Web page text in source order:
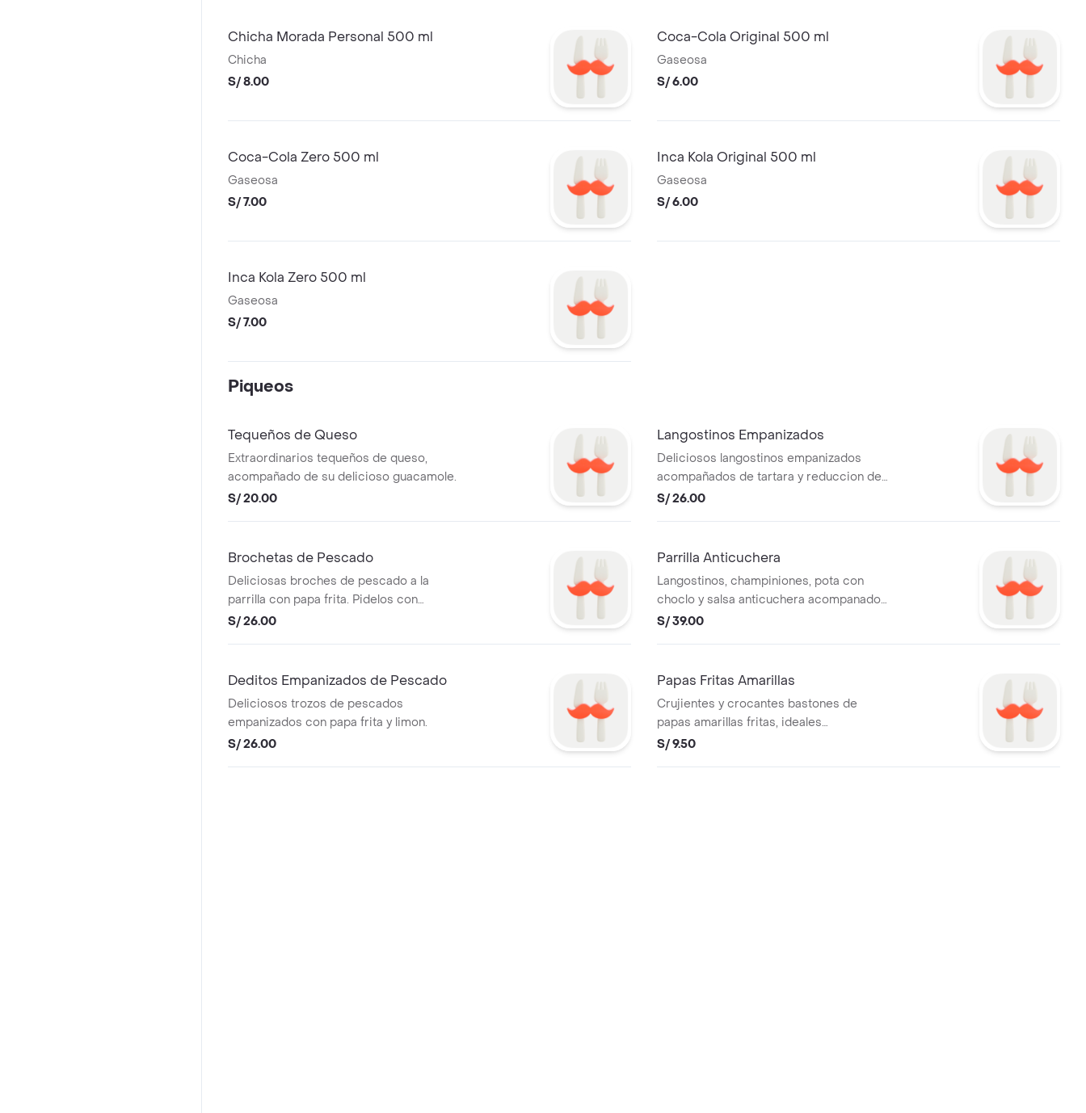
Chicha Morada Personal 500 ml
Chicha
S/ 8.00
Coca-Cola Original 500 ml
Gaseosa
S/ 6.00
Coca-Cola Zero 500 ml
Gaseosa
S/ 7.00
Inca Kola Original 500 ml
Gaseosa
S/ 6.00
Inca Kola Zero 500 ml
Gaseosa
S/ 7.00
Piqueos
Tequeños de Queso
Extraordinarios tequeños de queso,
acompañado de su delicioso guacamole.
S/ 20.00
Langostinos Empanizados
Deliciosos langostinos empanizados
acompañados de tartara y reduccion de
maracuya.
S/ 26.00
Brochetas de Pescado
Deliciosas broches de pescado a la
parrilla con papa frita. Pidelos con
mayonesa picante.
S/ 26.00
Parrilla Anticuchera
Langostinos, champiniones, pota con
choclo y salsa anticuchera acompanado
de papa frita.
S/ 39.00
Deditos Empanizados de Pescado
Deliciosos trozos de pescados
empanizados con papa frita y limon.
S/ 26.00
Papas Fritas Amarillas
Crujientes y crocantes bastones de
papas amarillas fritas, ideales
compañeras de tu sánguche preferido.
S/ 9.50